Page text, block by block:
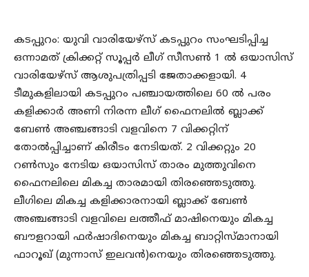
കടപ്പുറം: യുവി വാരിയേഴ്‌സ് കടപ്പുറം സംഘടിപ്പിച്ച
ഒന്നാമത് ക്രിക്കറ്റ്‌ സൂപ്പർ ലീഗ് സീസൺ 1 ൽ ഒയാസിസ്
വാരിയേഴ്‌സ് ആശുപത്രിപ്പടി ജേതാക്കളായി. 4
ടീമുകളിലായി കടപ്പുറം പഞ്ചായത്തിലെ 60 ൽ പരം
കളിക്കാർ അണി നിരന്ന ലീഗ് ഫൈനലിൽ ബ്ലാക്ക്
ബേൺ അഞ്ചങ്ങാടി വളവിനെ 7 വിക്കറ്റിന്
തോൽപ്പിച്ചാണ് കിരീടം നേടിയത്. 2 വിക്കറ്റും 20
റൺസും നേടിയ ഒയാസിസ് താരം മുത്തുവിനെ
ഫൈനലിലെ മികച്ച താരമായി തിരഞ്ഞെടുത്തു.
ലീഗിലെ മികച്ച കളിക്കാരനായി ബ്ലാക്ക് ബേൺ
അഞ്ചങ്ങാടി വളവിലെ ലത്തീഫ് മാഷിനെയും മികച്ച
ബൗളറായി ഫർഷാദിനെയും മികച്ച ബാറ്റിസ്മാനായി
ഫാറൂഖ് (മുന്നാസ് ഇലവൻ)നെയും തിരഞ്ഞെടുത്തു.